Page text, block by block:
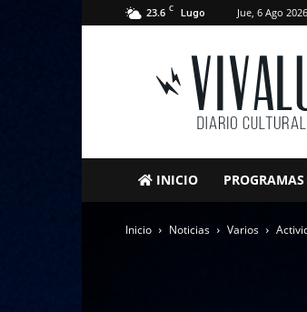
23.6 C Lugo Jue, 6 Ago 2026
VivaLugo
INICIO PROGRAMAS
Inicio Noticias Varios